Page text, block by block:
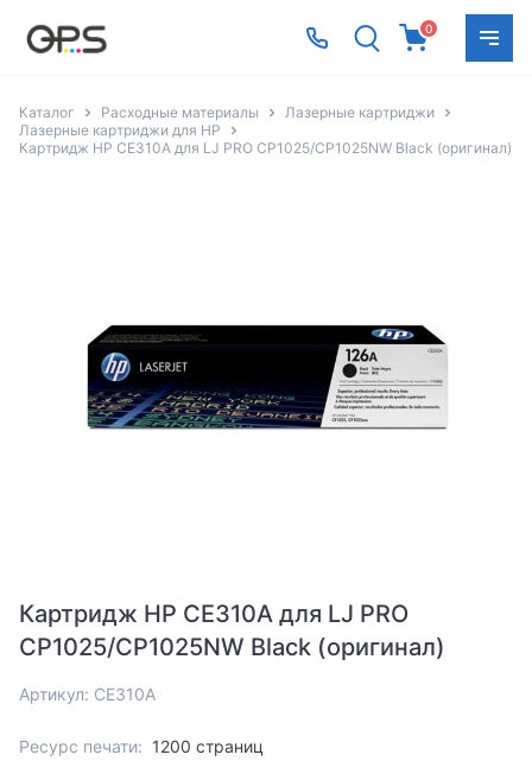
0
Каталог Расходные материалы
Лазерные картриджи
Лазерные картриджи для HP
Картридж HP CE310A для LJ PRO CP1025/CP1025NW Black (оригинал)
Картридж HP CE310A для LJ PRO
CP1025/CP1025NW Black (оригинал)
Артикул: CE310A
Ресурс печати: 1200 страниц